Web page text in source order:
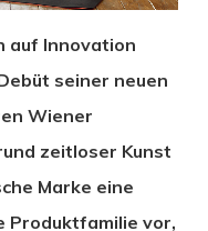
auf Innovation
seiner neuen
Wiener
zeitloser Kunst
Marke eine
vor,